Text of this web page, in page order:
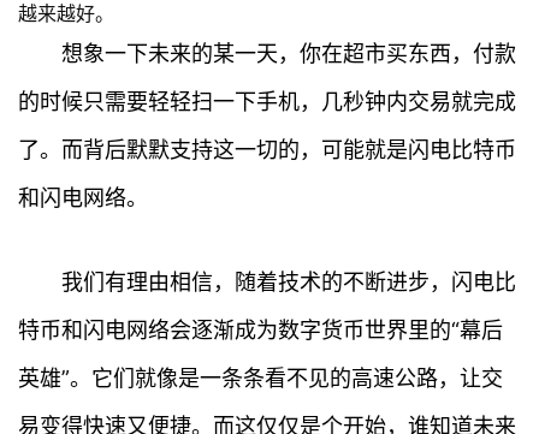
页
越来越好。
想象一下未来的某一天，你在超市买东西，付款
的时候只需要轻轻扫一下手机，几秒钟内交易就完成
了。而背后默默支持这一切的，可能就是闪电比特币
和闪电网络。
我们有理由相信，随着技术的不断进步，闪电比
特币和闪电网络会逐渐成为数字货币世界里的“幕后
英雄”。它们就像是一条条看不见的高速公路，让交
易变得快速又便捷。而这仅仅是个开始，谁知道未来